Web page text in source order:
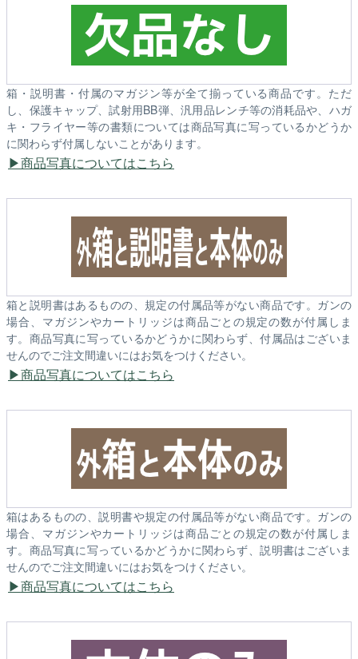
箱・説明書・付属のマガジン等が全て揃っている商品です。ただ
し、保護キャップ、試射用BB弾、汎用品レンチ等の消耗品や、ハガ
キ・フライヤー等の書類については商品写真に写っているかどうか
に関わらず付属しないことがあります。
商品写真についてはこちら
箱と説明書はあるものの、規定の付属品等がない商品です。ガンの
場合、マガジンやカートリッジは商品ごとの規定の数が付属しま
す。商品写真に写っているかどうかに関わらず、付属品はございま
せんのでご注文間違いにはお気をつけください。
商品写真についてはこちら
箱はあるものの、説明書や規定の付属品等がない商品です。ガンの
場合、マガジンやカートリッジは商品ごとの規定の数が付属しま
す。商品写真に写っているかどうかに関わらず、説明書はございま
せんのでご注文間違いにはお気をつけください。
商品写真についてはこちら